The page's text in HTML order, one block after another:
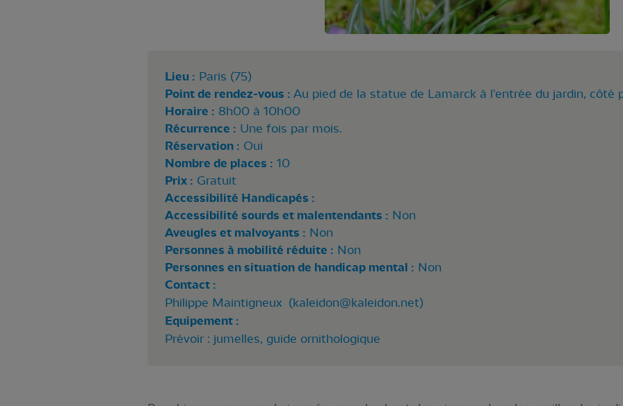
Lieu : Paris (75)
Point de rendez-vous : Au pied de la statue de Lamarck à l'entrée du jardin, côté
Horaire : 8h00 à 10h00
Récurrence : Une fois par mois.
Réservation : Oui
Nombre de places : 10
Prix : Gratuit
Accessibilité Handicapés :
Accessibilité sourds et malentendants : Non
Aveugles et malvoyants : Non
Personnes à mobilité réduite : Non
Personnes en situation de handicap mental : Non
Contact :
Philippe Maintigneux (kaleidon@kaleidon.net)
Equipement :
Prévoir : jumelles, guide ornithologique